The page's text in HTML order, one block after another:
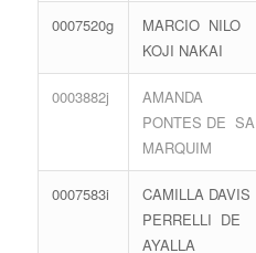
0007520g
MARCIO NILO
KOJI NAKAI
0003882j
AMANDA
PONTES DE SA
MARQUIM
0007583i
CAMILLA DAVIS
PERRELLI DE
AYALLA